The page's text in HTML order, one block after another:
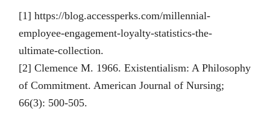
[1] https://blog.accessperks.com/millennial-
employee-engagement-loyalty-statistics-the-
ultimate-collection.
[2] Clemence M. 1966. Existentialism: A Philosophy
of Commitment. American Journal of Nursing;
66(3): 500-505.